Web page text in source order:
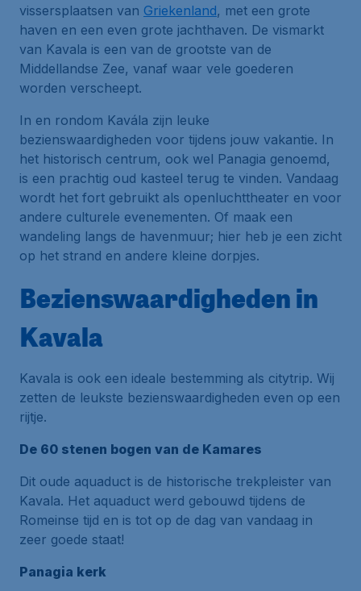
vissersplaatsen van Griekenland, met een grote
haven en een even grote jachthaven. De vismarkt
van Kavala is een van de grootste van de
Middellandse Zee, vanaf waar vele goederen
worden verscheept.
In en rondom Kavála zijn leuke
bezienswaardigheden voor tijdens jouw vakantie. In
het historisch centrum, ook wel Panagia genoemd,
is een prachtig oud kasteel terug te vinden. Vandaag
wordt het fort gebruikt als openluchttheater en voor
andere culturele evenementen. Of maak een
wandeling langs de havenmuur; hier heb je een zicht
op het strand en andere kleine dorpjes.
Bezienswaardigheden in
Kavala
Kavala is ook een ideale bestemming als citytrip. Wij
zetten de leukste bezienswaardigheden even op een
rijtje.
De 60 stenen bogen van de Kamares
Dit oude aquaduct is de historische trekpleister van
Kavala. Het aquaduct werd gebouwd tijdens de
Romeinse tijd en is tot op de dag van vandaag in
zeer goede staat!
Panagia kerk